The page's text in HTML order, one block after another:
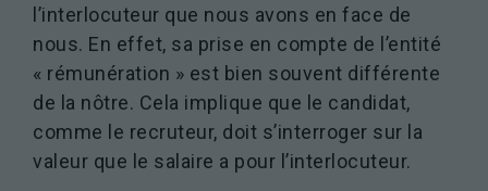
l’interlocuteur que nous avons en face de
nous. En effet, sa prise en compte de l’entité
« rémunération » est bien souvent différente
de la nôtre. Cela implique que le candidat,
comme le recruteur, doit s’interroger sur la
valeur que le salaire a pour l’interlocuteur.
nécessaires au
fonctionnement
du site Web.
Statistiques
Afin que
nous